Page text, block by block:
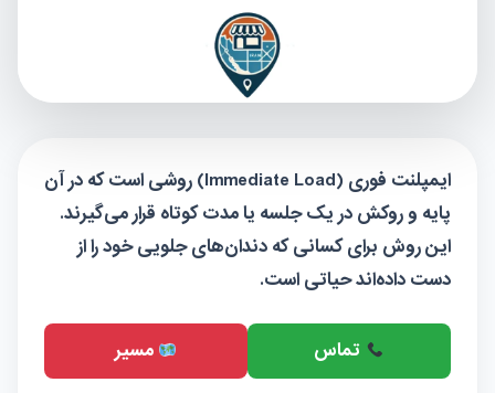
ایمپلنت فوری (Immediate Load) روشی است که در آن
پایه و روکش در یک جلسه یا مدت کوتاه قرار می‌گیرند.
این روش برای کسانی که دندان‌های جلویی خود را از
دست داده‌اند حیاتی است.
تماس مسیر